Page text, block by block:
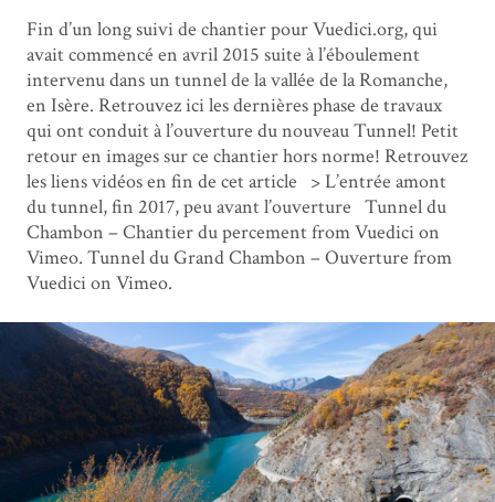
Fin d’un long suivi de chantier pour Vuedici.org​, qui
avait commencé en avril 2015 suite à l’éboulement
intervenu dans un tunnel de la vallée de la Romanche,
en Isère​. Retrouvez ici les dernières phase de travaux
qui ont conduit à l’ouverture du nouveau Tunnel! Petit
retour en images sur ce chantier hors norme! Retrouvez
les liens vidéos en fin de cet article > L’entrée amont
du tunnel, fin 2017, peu avant l’ouverture Tunnel du
Chambon – Chantier du percement from Vuedici on
Vimeo. Tunnel du Grand Chambon – Ouverture from
Vuedici on Vimeo.